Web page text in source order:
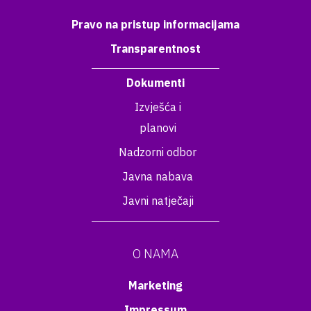
Pravo na pristup informacijama
Transparentnost
Dokumenti
Izvješća i
planovi
Nadzorni odbor
Javna nabava
Javni natječaji
O NAMA
Marketing